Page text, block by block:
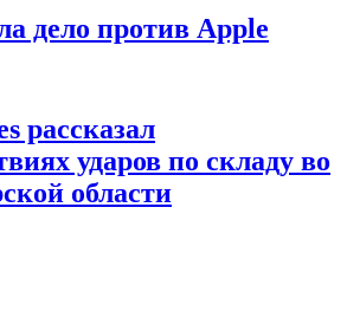
дело против Apple
рассказал
ударов по складу во
области